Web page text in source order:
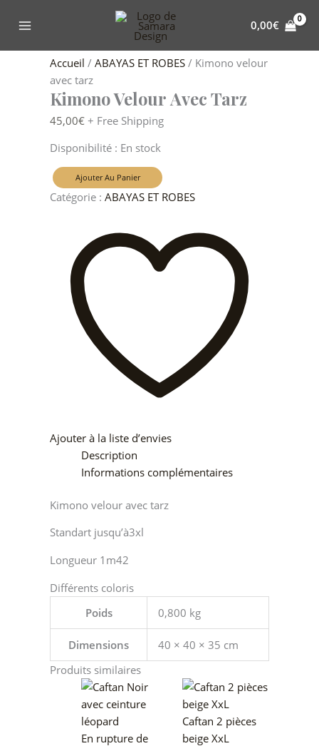
0,00€
Accueil / ABAYAS ET ROBES / Kimono velour
avec tarz
Kimono Velour Avec Tarz
45,00€ + Free Shipping
Disponibilité : En stock
velour
avec
tarz
Ajouter Au Panier
Catégorie : ABAYAS ET ROBES
Ajouter à la liste d’envies
Description
Informations complémentaires
Kimono velour avec tarz
Standart jusqu’à3xl
Longueur 1m42
Différents coloris
Poids
0,800 kg
Dimensions
40 × 40 × 35 cm
Produits similaires
En rupture de
Caftan 2 pièces
beige XxL